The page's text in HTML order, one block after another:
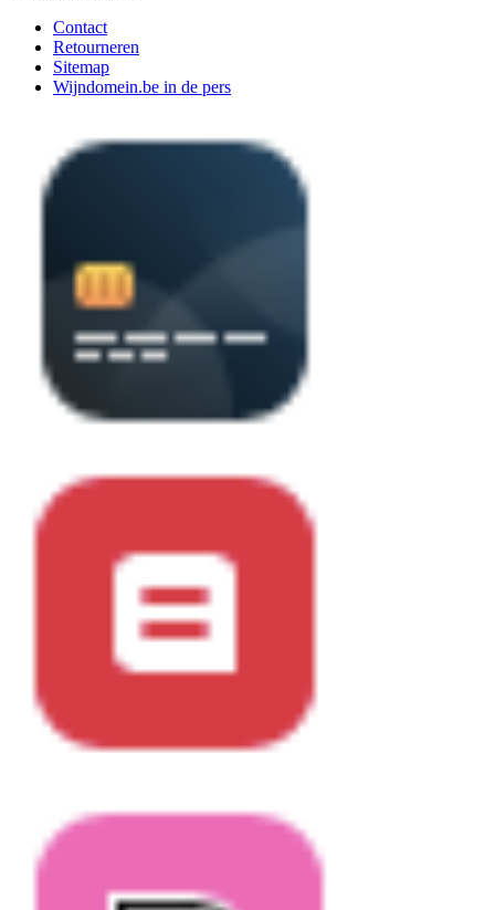
Contact
Retourneren
Sitemap
Wijndomein.be in de pers